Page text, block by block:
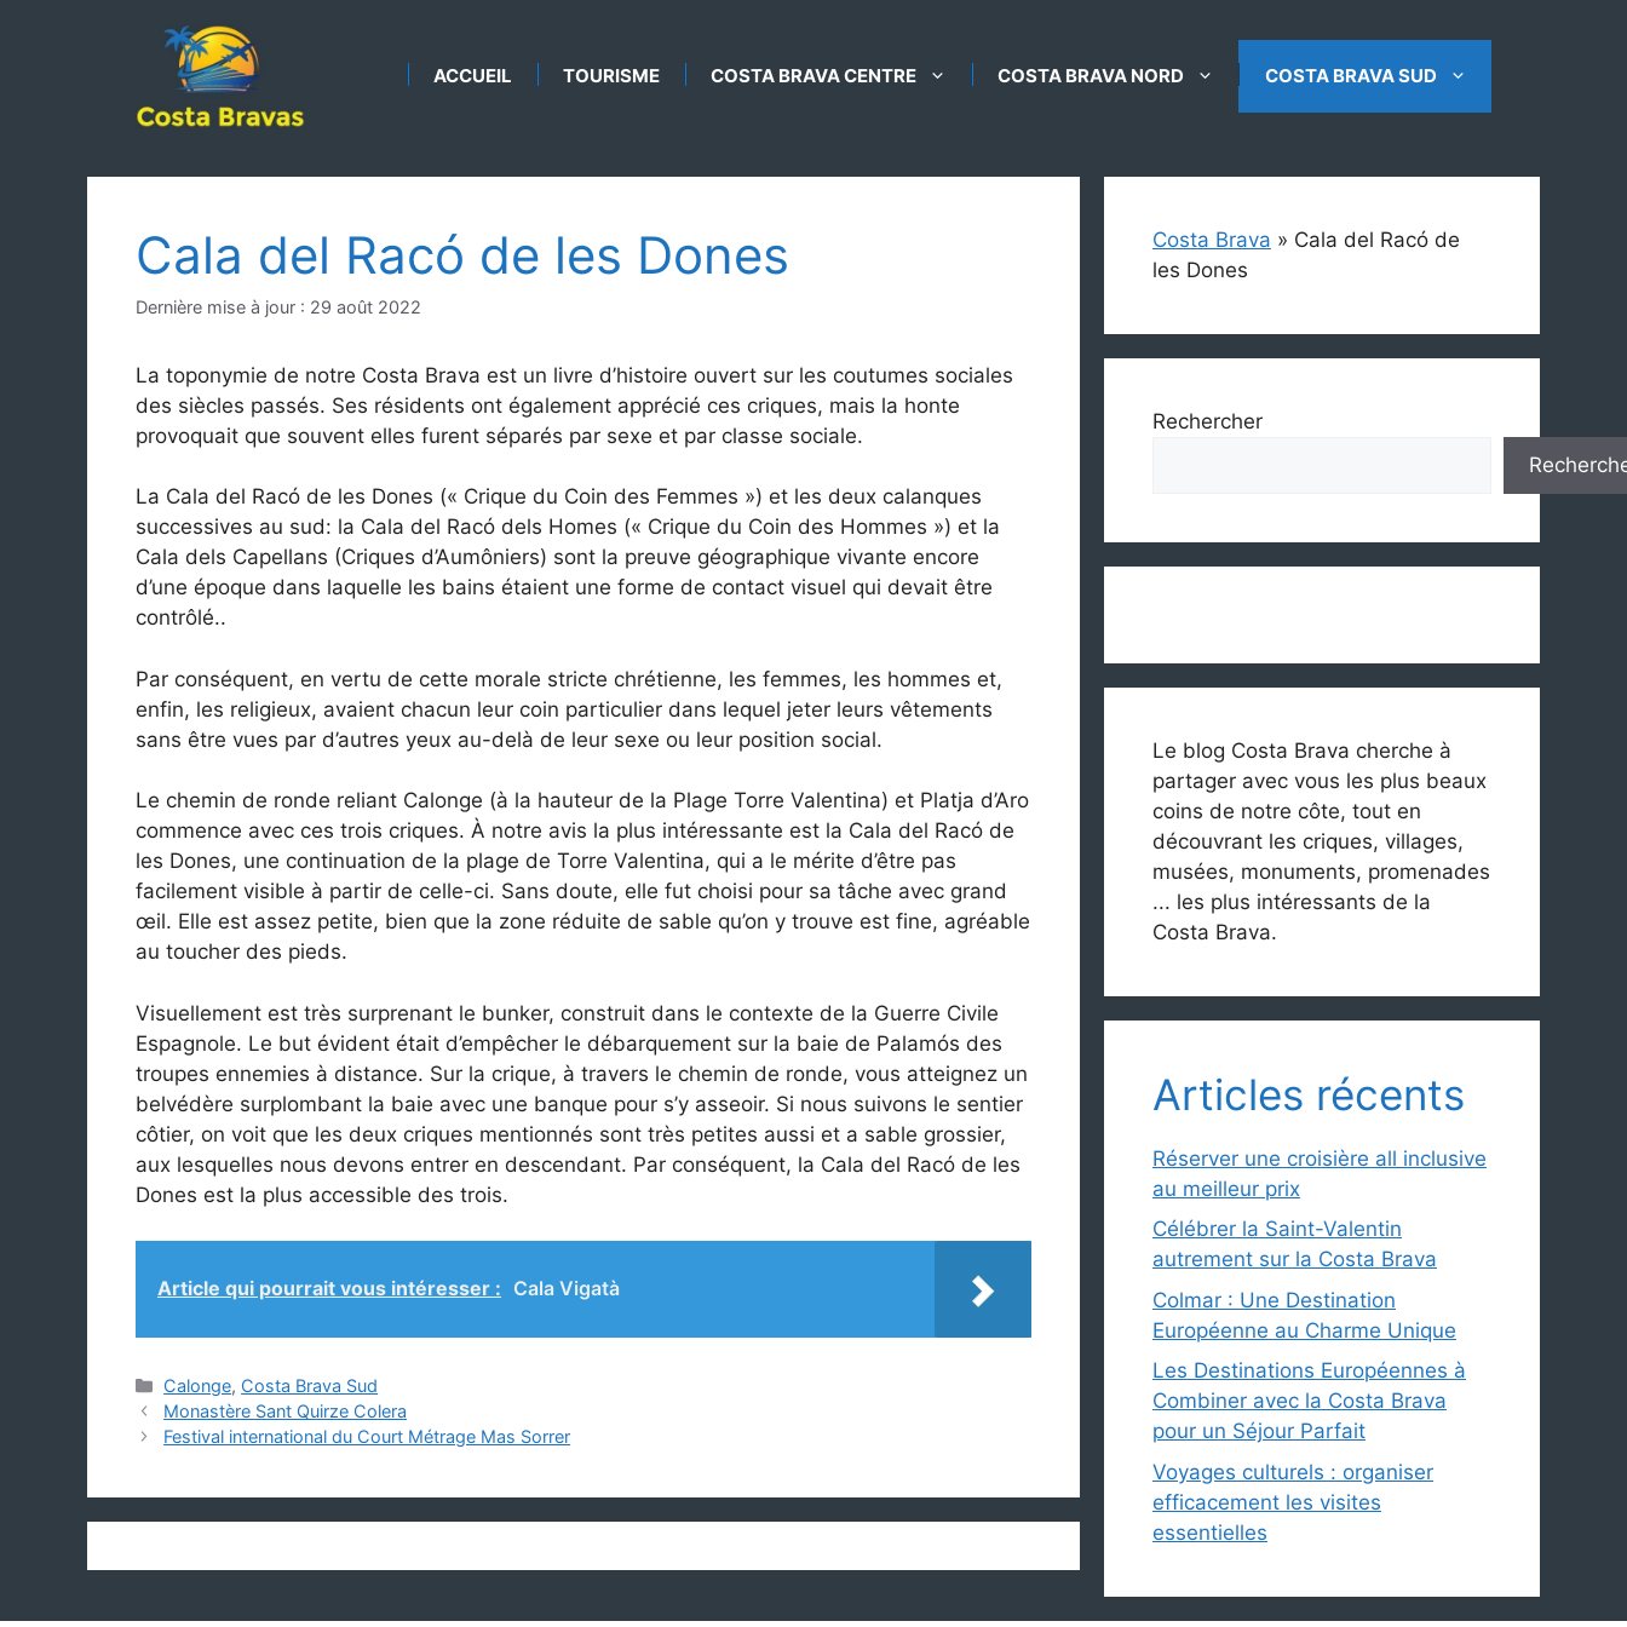
ACCUEIL TOURISME COSTA BRAVA CENTRE COSTA BRAVA NORD COSTA BRAVA SUD
Cala del Racó de les Dones
Dernière mise à jour : 29 août 2022
La toponymie de notre Costa Brava est un livre d’histoire ouvert sur les coutumes sociales
des siècles passés. Ses résidents ont également apprécié ces criques, mais la honte
provoquait que souvent elles furent séparés par sexe et par classe sociale.
La Cala del Racó de les Dones (« Crique du Coin des Femmes ») et les deux calanques
successives au sud: la Cala del Racó dels Homes (« Crique du Coin des Hommes ») et la
Cala dels Capellans (Criques d’Aumôniers) sont la preuve géographique vivante encore
d’une époque dans laquelle les bains étaient une forme de contact visuel qui devait être
contrôlé..
Par conséquent, en vertu de cette morale stricte chrétienne, les femmes, les hommes et,
enfin, les religieux, avaient chacun leur coin particulier dans lequel jeter leurs vêtements
sans être vues par d’autres yeux au-delà de leur sexe ou leur position social.
Le chemin de ronde reliant Calonge (à la hauteur de la Plage Torre Valentina) et Platja d’Aro
commence avec ces trois criques. À notre avis la plus intéressante est la Cala del Racó de
les Dones, une continuation de la plage de Torre Valentina, qui a le mérite d’être pas
facilement visible à partir de celle-ci. Sans doute, elle fut choisi pour sa tâche avec grand
œil. Elle est assez petite, bien que la zone réduite de sable qu’on y trouve est fine, agréable
au toucher des pieds.
Visuellement est très surprenant le bunker, construit dans le contexte de la Guerre Civile
Espagnole. Le but évident était d’empêcher le débarquement sur la baie de Palamós des
troupes ennemies à distance. Sur la crique, à travers le chemin de ronde, vous atteignez un
belvédère surplombant la baie avec une banque pour s’y asseoir. Si nous suivons le sentier
côtier, on voit que les deux criques mentionnés sont très petites aussi et a sable grossier,
aux lesquelles nous devons entrer en descendant. Par conséquent, la Cala del Racó de les
Dones est la plus accessible des trois.
Article qui pourrait vous intéresser : Cala Vigatà
Catégories
Calonge, Costa Brava Sud
Monastère Sant Quirze Colera
Festival international du Court Métrage Mas Sorrer
Costa Brava » Cala del Racó de
les Dones
Rechercher
Le blog Costa Brava cherche à
partager avec vous les plus beaux
coins de notre côte, tout en
découvrant les criques, villages,
musées, monuments, promenades
... les plus intéressants de la
Costa Brava.
Articles récents
Réserver une croisière all inclusive
au meilleur prix
Célébrer la Saint-Valentin
autrement sur la Costa Brava
Colmar : Une Destination
Européenne au Charme Unique
Les Destinations Européennes à
Combiner avec la Costa Brava
pour un Séjour Parfait
Voyages culturels : organiser
efficacement les visites
essentielles